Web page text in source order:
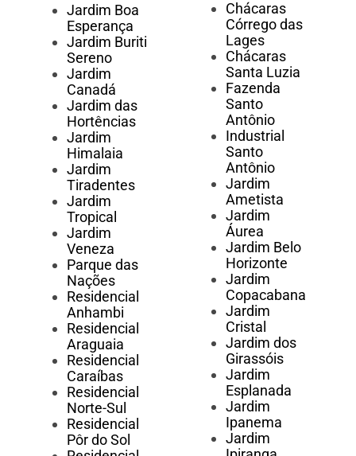
Jardim Boa
Esperança
Jardim Buriti
Sereno
Jardim
Canadá
Jardim das
Hortências
Jardim
Himalaia
Jardim
Tiradentes
Jardim
Tropical
Jardim
Veneza
Parque das
Nações
Residencial
Anhambi
Residencial
Araguaia
Residencial
Caraíbas
Residencial
Norte-Sul
Residencial
Pôr do Sol
Chácaras
Córrego das
Lages
Chácaras
Santa Luzia
Fazenda
Santo
Antônio
Industrial
Santo
Antônio
Jardim
Ametista
Jardim
Áurea
Jardim Belo
Horizonte
Jardim
Copacabana
Jardim
Cristal
Jardim dos
Girassóis
Jardim
Esplanada
Jardim
Ipanema
Jardim